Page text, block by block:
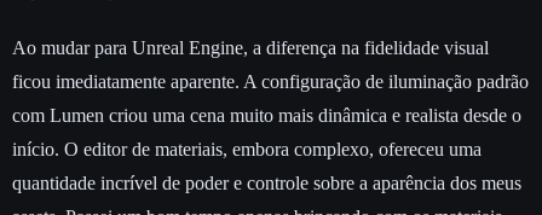
Ao mudar para Unreal Engine, a diferença na fidelidade visual
ficou imediatamente aparente. A configuração de iluminação padrão
com Lumen criou uma cena muito mais dinâmica e realista desde o
início. O editor de materiais, embora complexo, ofereceu uma
quantidade incrível de poder e controle sobre a aparência dos meus